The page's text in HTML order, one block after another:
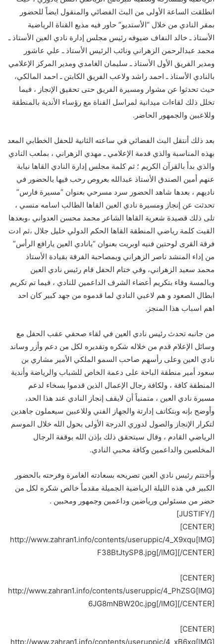
انطلقت الساعة الأولى من البث الفضائي والمنقول ايضاً للحضور
بمقر النادي من خلال “الأستديو” حاور فيه مذيع القناة الرياضية
الأستاذ ـ خالد النفاف ضيوفه رئيس مجلس إدارة نادي العين الأستاذ ـ
محمد عبدالرحمن الزهراني ونائب الرئيس الأستاذ ـ علي عاشور
ومدير الفريق الأول الأستاذ ـ سليمان الغامدي ومدير المركز الإعلامي
بالنادي الأستاذ ـ احمد راشد ولاعب الفريق الكابتن ـ احمد المالكي،
حيث تحدثوا عن مشوار ومسيرة الفريق حتى تحقيق الإنجاز ، فيما
تخلل ذلك لقاءات ميدانية لمراسل القناة مع رؤساء الأندية بالمنطقة
وللاعبين والجمهور الحاضر.
بعد ذلك أنتقل البث الفضائي في ساعته الثانية للحفل الخطابي المعد
بهذه المناسبة والذي قدمة الإعلامي ـ مهدي الزهراني ، بملعب النادي
والذي بدأ بالقرآن الكريم ؛ ثم كلمة مجلس إدارة النادي القاها نيابة
عنهم أمين الصندق الأستاذ عبدالله بعروص رحب فيها بالحضور في
ناديهم ، بعدها شاهد الحضور سرد مسرحي بعنوان “مسيرة فارس”
تحدثت عن إنجاز ومسيرة نادي العين القاها الطالب اسامه منسي ،
تلى ذلك قصيدة شعرية القاها الشاعر محمد محسن العدواني ،وبعدها
القيت كلمة رياضي المنطقة القاها الحكم الدولي خليل جلال ،ثم ادت
فرقة القرى لوحتين فنيه اوبريت بعنوان “يانادي العين يارافع الرأس”
من إداء المنشد ناصر الزهراني وبمصاحبة الفرقة بقيادة الأستاذ
محمد سعيد الزهراني، وفي ختام الحفل قام رئيس نادي العين
وبالمسة وفاء بتكريم أعضاء الشرف الداعمين للنادي ، فيما تم تكريم
ابطال الصعود و هم لاعبي النادي لما قدموه من جهد كبير كان احد
اهم اسباب هذا المنجز.
من جانبه تحدث رئيس نادي العين في لقاء صحفي عقب الحفل مع
وسائل الإعلام قدم من خلاله شكره وتقديره لكل من دعم وأزر وساند
نادي العين وعلى رأسهم صاحب السمو الملكي الأمير مشاري بن
سعود أمير منطقة الباحة على دعمة الخاص للشباب والرياضة وأندية
المنطقة كافة ، ولكافة رجال الإعمال الذين قدموا بسخاء لدعم
مسيرة نادي العين ، متمنياً أن لايقف إنجاز النادي عند هذا الحد،
وأوضح بإنه وبتكاتف إدارتة والجهاز الفني وللاعبين سيعملون جاهدين
لتكرار الإنجاز والصول لدوري الدرجة الأولى بحول الله خلال الموسم
الرياضي القادم ، وقال سيتحقق ذلك بإذن الله بوقفة الرجال
المخلصين والداعمين وكافة محبي النادي.
وأختتم رئيس نادي العين تصريحه بسعادته الغامرة وفرحته بالحضور
الكبير في هذه الليلة الرياضية الجميلة مقدماً خالص شكره لكل من
حضر من مسئولين ورياضين وداعمين وجمهور ومحبين .
[/JUSTIFY]
[CENTER]
[IMG]http://www.zahran1.info/contents/useruppic/4_X9xqu
F38BtJtySP8.jpg[/IMG][/CENTER]
[CENTER]
[IMG]http://www.zahran1.info/contents/useruppic/4_PhZSG
6JG8mNBW20c.jpg[/IMG][/CENTER]
[CENTER]
[IMG]http://www.zahran1.info/contents/useruppic/4_xB6xg